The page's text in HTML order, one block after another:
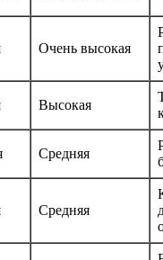
Очень высокая
Высокая
Средняя
Средняя